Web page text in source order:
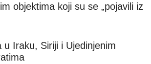
objektima koji su se „pojavili iz
u Iraku, Siriji i Ujedinjenim